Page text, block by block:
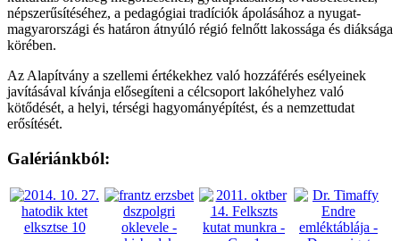
népszerűsítéséhez, a pedagógiai tradíciók ápolásához a nyugat-
magyarországi és határon átnyúló régió felnőtt lakossága és diáksága
körében.
Az Alapítvány a szellemi értékekhez való hozzáférés esélyeinek
javításával kívánja elősegíteni a célcsoport lakóhelyhez való
kötődését, a helyi, térségi hagyományépítést, és a nemzettudat
erősítését.
Galériánkból: